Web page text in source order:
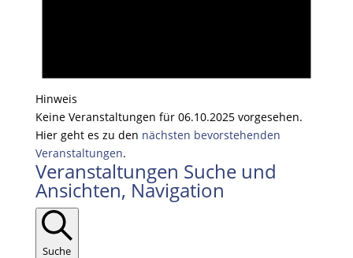
Hinweis
Keine Veranstaltungen für 06.10.2025 vorgesehen.
Hier geht es zu den nächsten bevorstehenden
Veranstaltungen.
Veranstaltungen Suche und
Ansichten, Navigation
Suche